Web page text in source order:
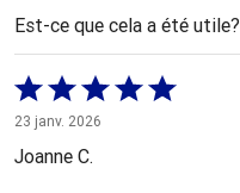
Est-ce que cela a été utile?
Coté
5 sur
5
23 janv. 2026
Joanne C.